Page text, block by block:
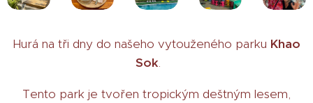
Hurá na tři dny do našeho vytouženého parku Khao
Sok.
Tento park je tvořen tropickým deštným lesem,